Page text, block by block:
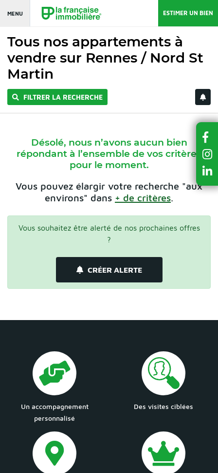
MENU ESTIMER UN BIEN
Tous nos appartements à
vendre sur Rennes / Nord St
Martin
FILTRER LA RECHERCHE
Désolé, nous n’avons aucun bien
répondant à l’ensemble de vos critères
pour le moment.
Vous pouvez élargir votre recherche "aux
environs" dans + de critères.
Vous souhaitez être alerté de nos prochaines offres
?
CRÉER ALERTE
Un accompagnement
personnalisé
Des visites ciblées